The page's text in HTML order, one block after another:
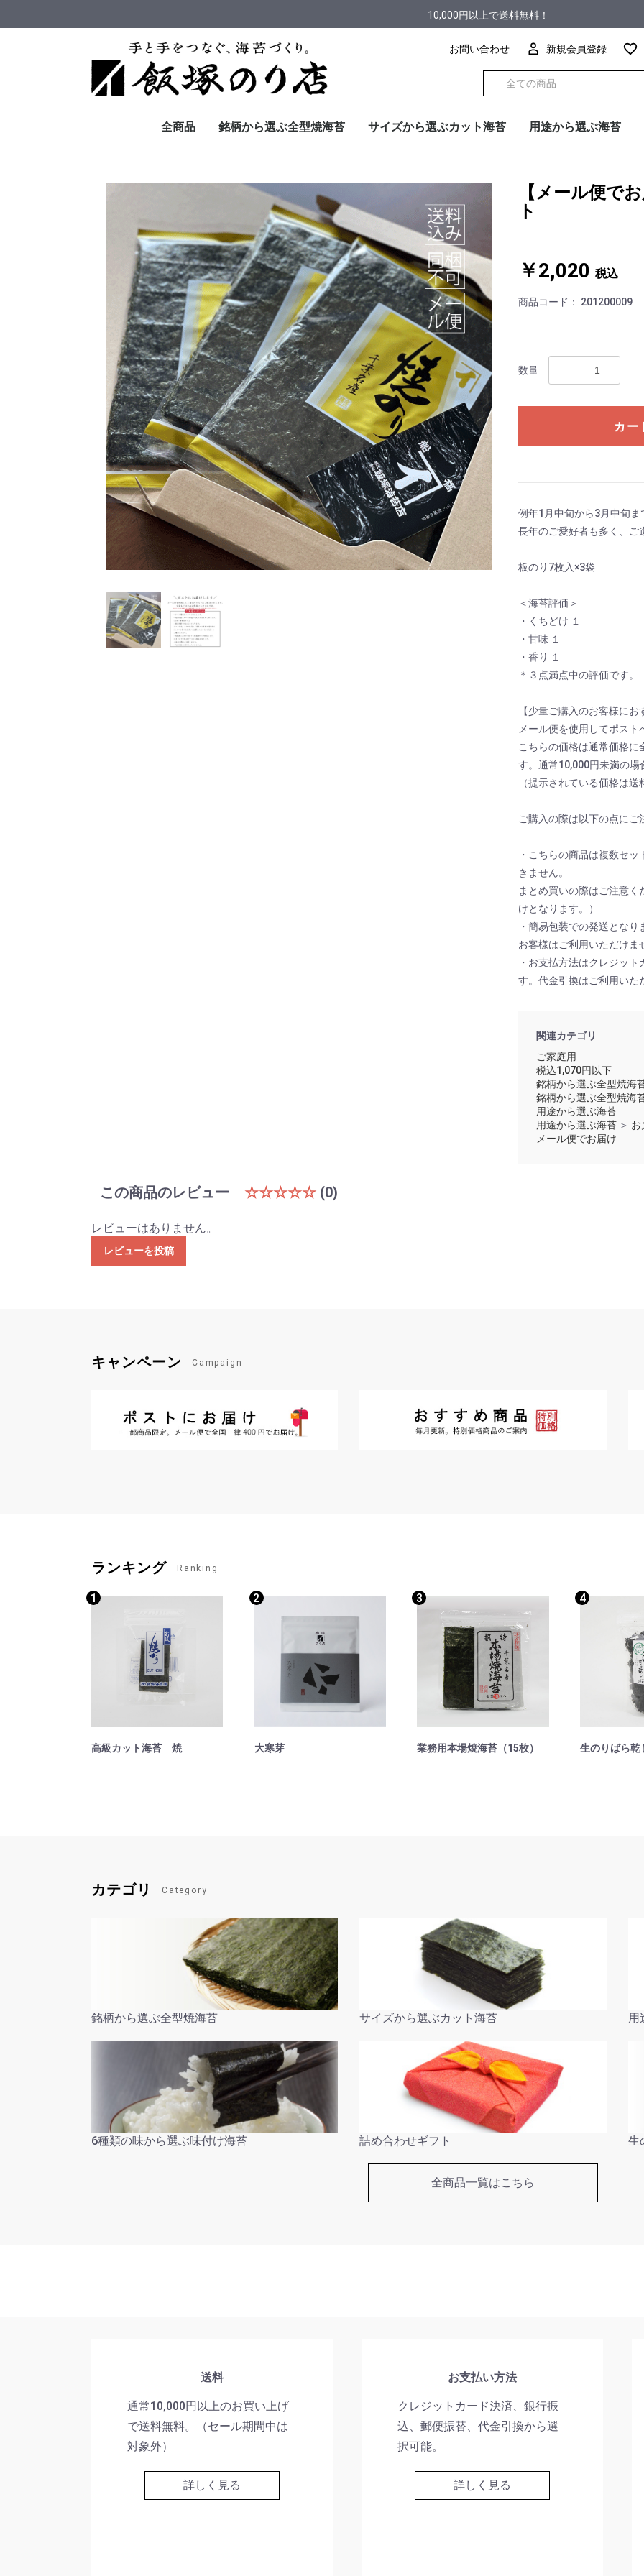
10,000円以上で送料無料！
お問い合わせ 新規会員登録
全商品 銘柄から選ぶ全型焼海苔
慈海
のり撰び
定番
青飛び・青混ぜ
ご家庭用
サイズから選ぶカット海苔
半切型
3切型
4切型
8切型
8切型缶入り
16切型
用途から選ぶ海苔
贈答用
手巻き寿司
おにぎり
お弁当・のり巻き
汁もの
トッピング
【メール便で
ト
￥2,020 税込
商品コード： 201200009
数量
カー
例年1月中旬から3月中旬
長年のご愛好者も多く、ご
板のり7枚入×3袋
＜海苔評価＞
・くちどけ １
・甘味 １
・香り １
＊３点満点中の評価です。
【少量ご購入のお客様にお
メール便を使用してポスト
こちらの価格は通常価格
す。通常10,000円未満の
（提示されている価格は
ご購入の際は以下の点にご
・こちらの商品は複数セ
きません。
まとめ買いの際はご注意
けとなります。）
・簡易包装での発送とな
お客様はご利用いただけま
・お支払方法はクレジッ
す。代金引換はご利用いた
関連カテゴリ
ご家庭用
税込1,070円以下
銘柄から選ぶ全型焼海
銘柄から選ぶ全型焼海
用途から選ぶ海苔
用途から選ぶ海苔 ＞ お
メール便でお届け
この商品のレビュー ☆☆☆☆☆ (0)
レビューはありません。
レビューを投稿
キャンペーン Campaign
ランキング Ranking
1
高級カット海苔 焼
2
大寒芽
3
業務用本場焼海苔（15枚）
4
生のりばら乾
カテゴリ Category
銘柄から選ぶ全型焼海苔 サイズから選ぶカット海苔 用
6種類の味から選ぶ味付け海苔 詰め合わせギフト 生
全商品一覧はこちら
送料
通常10,000円以上のお買い上げ
で送料無料。（セール期間中は
対象外）
詳しく見る
お支払い方法
クレジットカード決済、銀行振
込、郵便振替、代金引換から選
択可能。
詳しく見る